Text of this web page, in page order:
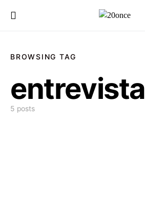
BROWSING TAG
entrevista
5 posts